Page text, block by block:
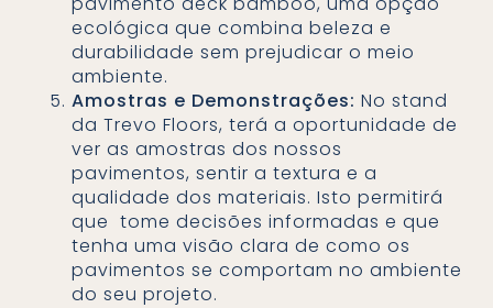
ecológica que combina beleza e
durabilidade sem prejudicar o meio
ambiente.
Amostras e Demonstrações: No stand
da Trevo Floors, terá a oportunidade de
ver as amostras dos nossos
pavimentos, sentir a textura e a
qualidade dos materiais. Isto permitirá
que tome decisões informadas e que
tenha uma visão clara de como os
pavimentos se comportam no ambiente
do seu projeto.